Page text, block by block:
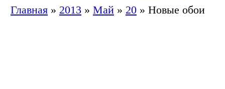
Главная » 2013 » Май » 20 » Новые обои